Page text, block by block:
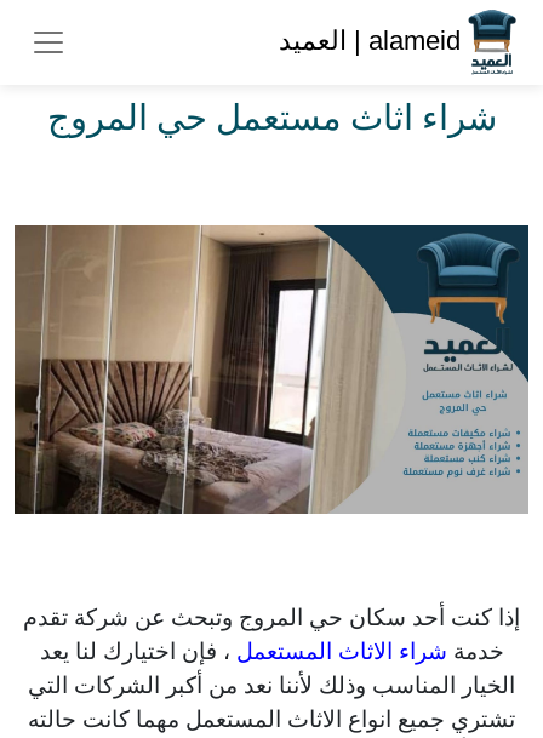
شراء اثاث مستعمل حي المروج
إذا كنت أحد سكان حي المروج وتبحث عن شركة تقدم
خدمة شراء الاثاث المستعمل ، فإن اختيارك لنا يعد
الخيار المناسب وذلك لأننا نعد من أكبر الشركات التي
تشتري جميع انواع الاثاث المستعمل مهما كانت حالته